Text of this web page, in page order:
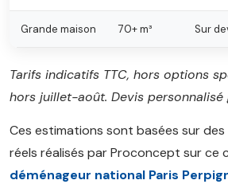
Grande maison 70+ m³ Sur
Tarifs indicatifs TTC, hors options
hors juillet-août. Devis personnalisé
Ces estimations sont basées sur
réels réalisés par Proconcept sur ce
déménageur national Paris